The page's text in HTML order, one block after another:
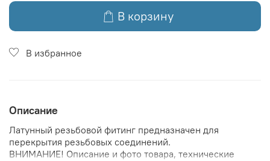
В корзину
В избранное
Описание
Латунный резьбовой фитинг предназначен для
перекрытия резьбовых соединений.
ВНИМАНИЕ! Описание и фото товара, технические